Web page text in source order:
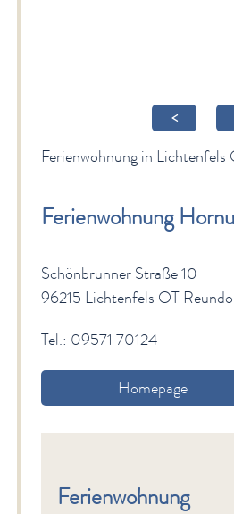
Gesundheit & Wellness
Veranstaltungen & Kultur
Spiritualität & Kirche
Freizeit & Ausflüge
Service
Newsletter
English Sites
BÜRGER & STADT
<
Ferienwohnung in
Ferienwohnung
Schönbrunner Straße 10
96215 Lichtenfels OT
Tel.: 09571 70124
Homepage
Ferienwohnung